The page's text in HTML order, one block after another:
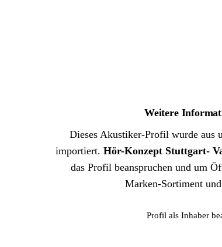
Weitere
Dieses Akustiker-Profil wurde aus
importiert. Hör-Konzept Stuttgart-
das Profil beanspruchen und um
Marken-Sortiment
Profil als Inhaber